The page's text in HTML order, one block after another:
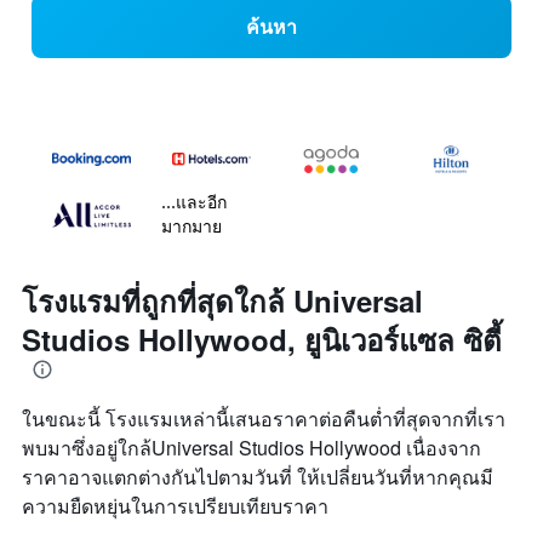
ค้นหา
...และอีก
มากมาย
โรงแรมที่ถูกที่สุดใกล้ Universal
Studios Hollywood, ยูนิเวอร์แซล ซิตี้
ในขณะนี้ โรงแรมเหล่านี้เสนอราคาต่อคืนต่ำที่สุดจากที่เรา
พบมาซึ่งอยู่ใกล้Universal Studios Hollywood เนื่องจาก
ราคาอาจแตกต่างกันไปตามวันที่ ให้เปลี่ยนวันที่หากคุณมี
ความยืดหยุ่นในการเปรียบเทียบราคา